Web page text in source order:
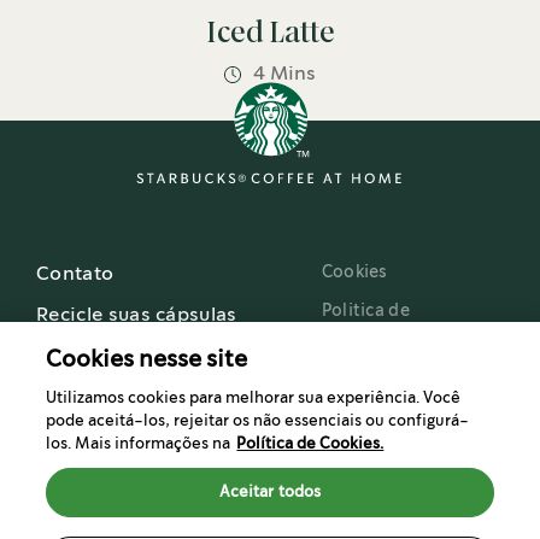
Iced Latte
4 Mins
Contato
Recicle suas cápsulas
Cookies
Politica de
de Uso
Starbucks Brasil
Cookies nesse site
Utilizamos cookies para melhorar sua experiência. Você
pode aceitá-los, rejeitar os não essenciais ou configurá-
los. Mais informações na
Política de Cookies.
Aceitar todos